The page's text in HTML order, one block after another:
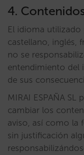
4.
El idioma utilizado
castellano, inglés,
no se
entendimiento del
de sus
MIRAI ESPAÑA
cambiar los
aviso, así como la
sin justificación